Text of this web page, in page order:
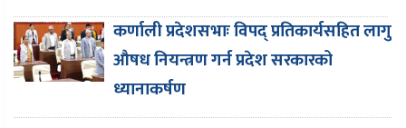
कर्णाली प्रदेशसभाः विपद् प्रतिकार्यसहित लागु
औषध नियन्त्रण गर्न प्रदेश सरकारको
ध्यानाकर्षण